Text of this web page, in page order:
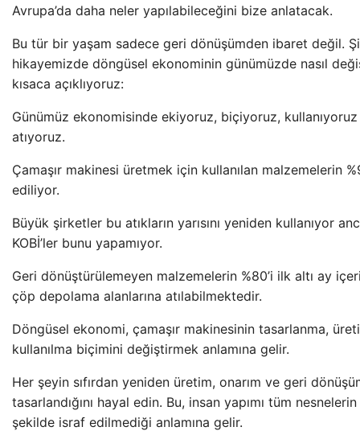
Avrupa’da daha neler yapılabileceğini bize anlatacak.
Bu tür bir yaşam sadece geri dönüşümden ibaret değil.
hikayemizde döngüsel ekonominin günümüzde nasıl
kısaca açıklıyoruz:
Günümüz ekonomisinde ekiyoruz, biçiyoruz,
atıyoruz.
Çamaşır makinesi üretmek için kullanılan malzemelerin
ediliyor.
Büyük şirketler bu atıkların yarısını yeniden kullanıyor
KOBİ’ler bunu yapamıyor.
Geri dönüştürülemeyen malzemelerin %80’i ilk altı ay
çöp depolama alanlarına atılabilmektedir.
Döngüsel ekonomi, çamaşır makinesinin tasarlanma,
kullanılma biçimini değiştirmek anlamına gelir.
Her şeyin sıfırdan yeniden üretim, onarım ve geri
tasarlandığını hayal edin. Bu, insan yapımı tüm
şekilde israf edilmediği anlamına gelir.